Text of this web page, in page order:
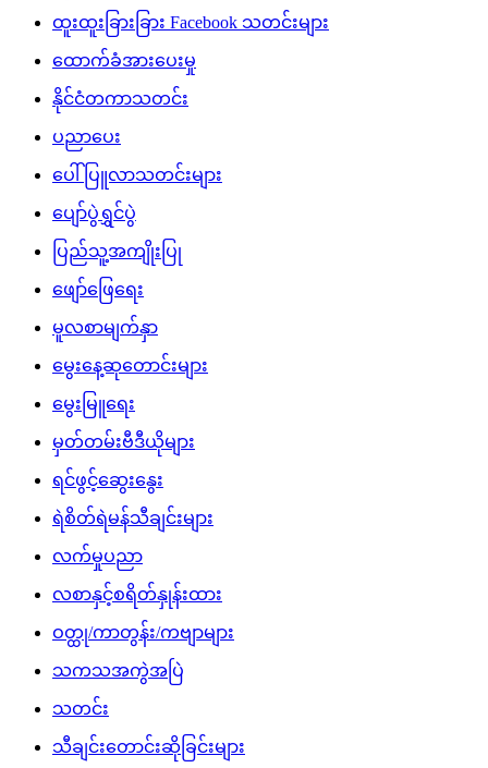
ထူးထူးခြားခြား Facebook သတင်းများ
ထောက်ခံအားပေးမှု
နိုင်ငံတကာသတင်း
ပညာပေး
ပေါ်ပြူလာသတင်းများ
ပျော်ပွဲရွှင်ပွဲ
ပြည်သူ့အကျိုးပြု
ဖျော်ဖြေရေး
မူလစာမျက်နှာ
မွေးနေ့ဆုတောင်းများ
မွေးမြူရေး
မှတ်တမ်းဗီဒီယိုများ
ရင်ဖွင့်ဆွေးနွေး
ရဲစိတ်ရဲမန်သီချင်းများ
လက်မှုပညာ
လစာနှင့်စရိတ်နှုန်းထား
ဝတ္ထု/ကာတွန်း/ကဗျာများ
သကသအကွဲအပြဲ
သတင်း
သီချင်းတောင်းဆိုခြင်းများ